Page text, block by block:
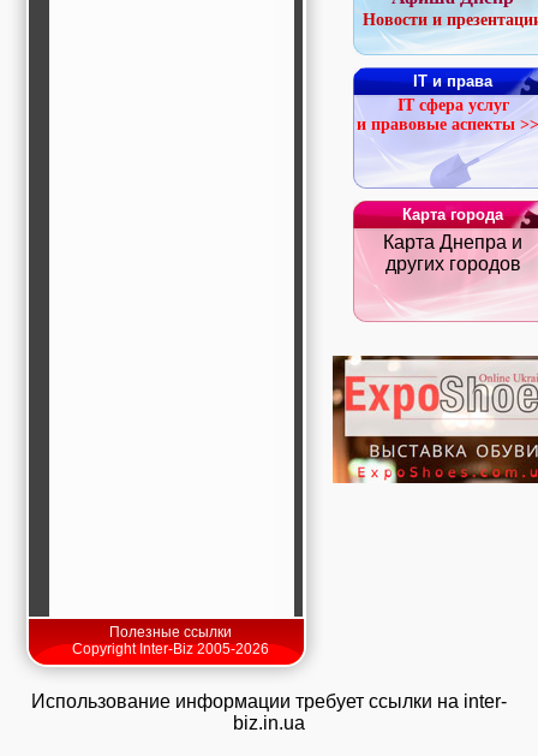
Полезные ссылки
Copyright Inter-Biz 2005-2026
Новости и
IT и права
IT сфера услуг
и правовые аспекты
Карта города
Карта Днепра и
других городов
Использование информации требует ссылки на inter-
biz.in.ua